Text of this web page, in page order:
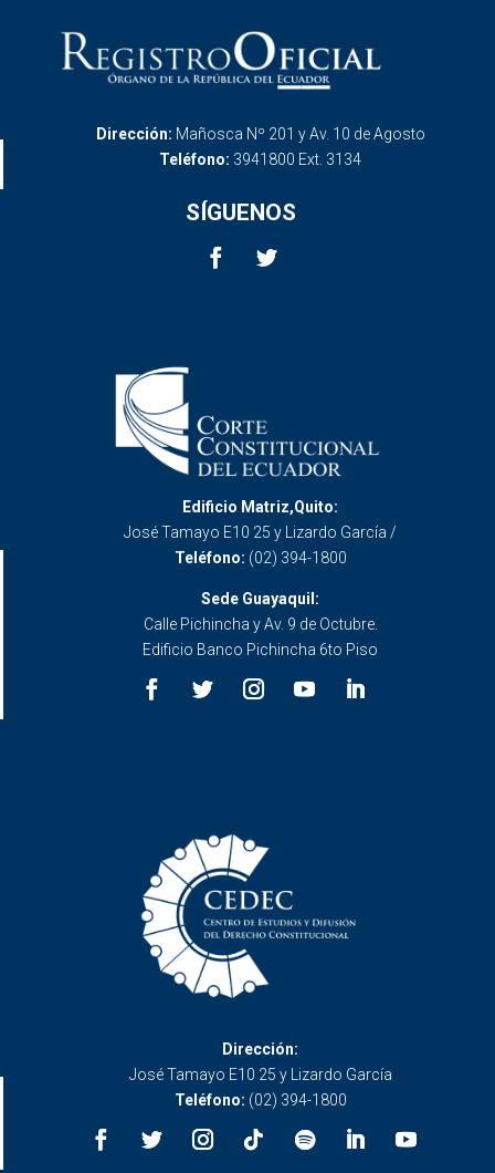
Dirección: Mañosca Nº 201 y Av. 10 de Agosto
Teléfono: 3941800 Ext. 3134
SÍGUENOS
Edificio Matriz,Quito:
José Tamayo E10 25 y Lizardo García /
Teléfono: (02) 394-1800
Sede Guayaquil:
Calle Pichincha y Av. 9 de Octubre.
Edificio Banco Pichincha 6to Piso
Dirección:
José Tamayo E10 25 y Lizardo García
Teléfono: (02) 394-1800